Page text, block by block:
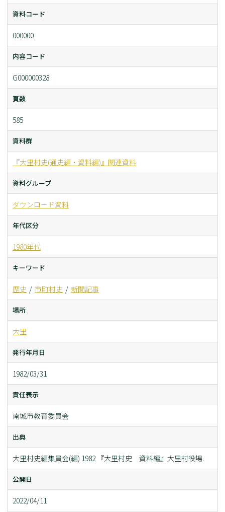
資料コード
000000
内容コード
G000000328
頁数
585
資料群
『大里村史(通史編・資料編)』関連資料
資料グループ
ダウンロード資料
年代区分
1980年代
キーワード
歴史 市町村史 新聞記事
場所
大里
発行年月日
1982/03/31
責任表示
南城市教育委員会
出典
大里村史編集員会(編) 1982 『大里村史 資料編』大里村役場.
公開日
2022/04/11